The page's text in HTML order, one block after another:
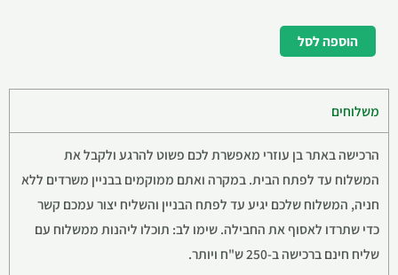
הוספה לסל
משלוחים
הרכישה באתר בן עוזרי מאפשרת לכם פשוט להרגע ולקבל את
המשלוח עד לפתח הבית. במקרה ואתם ממוקמים בבניין משרדים ללא
חניה, המשלוח שלכם יגיע עד לפתח הבניין והשליח יצור עמכם קשר
כדי שתרדו לאסוף את החבילה. שימו לב: תוכלו ליהנות ממשלוח עם
שליח חינם ברכישה ב-250 ש"ח ויותר.